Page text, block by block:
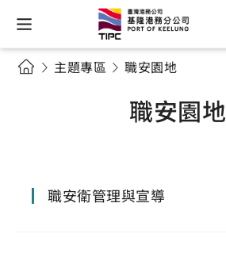
主題專區 職安園地
職安園地
職安衛管理與宣導